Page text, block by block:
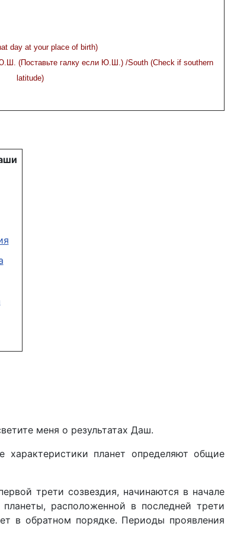
day at your place of birth)
(Поставьте галку если Ю.Ш.) /South (Check if southern
latitude)
меня о результатах Даш.
планет определяют общие
трети созвездия, начинаются в начале
расположенной в последней трети
в обратном порядке. Периоды проявления